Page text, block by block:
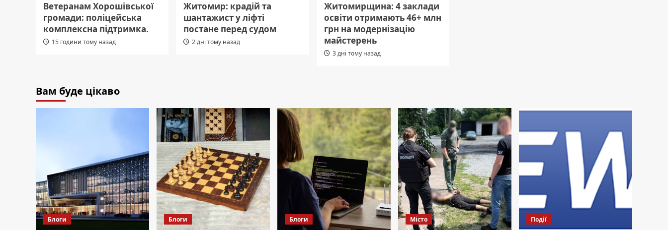
Ветеранам Хорошівської
громади: поліцейська
комплексна підтримка.
15 години тому назад
Житомир: крадій та
шантажист у ліфті
постане перед судом
2 дні тому назад
Житомирщина: 4 заклади
освіти отримають 46+ млн
грн на модернізацію
майстерень
3 дні тому назад
Вам буде цікаво
Блоги Блоги Блоги Місто Події